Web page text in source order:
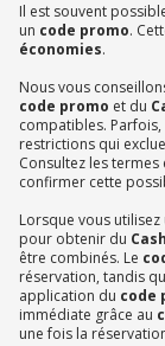
Il est souvent
un code promo.
économies.
Nous vous
code promo et du
compatibles.
restrictions qui
Consultez les
confirmer cette
Lorsque vous utilisez
pour obtenir du
être combinés. Le
réservation, tandis
application du code
immédiate grâce au
une fois la